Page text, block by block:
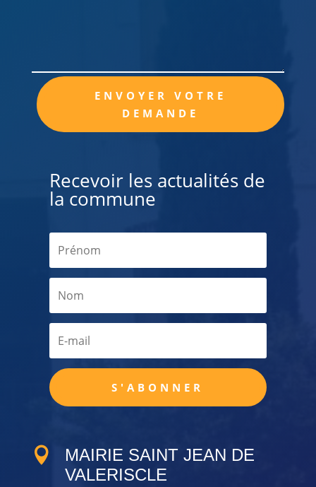
ENVOYER VOTRE
DEMANDE
Alternative:
Recevoir les actualités de
la commune
S'ABONNER

MAIRIE SAINT JEAN DE
VALERISCLE